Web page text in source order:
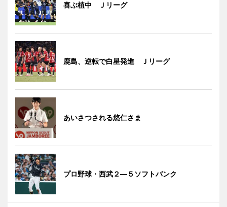
喜ぶ植中 Ｊリーグ
鹿島、逆転で白星発進 Ｊリーグ
あいさつされる悠仁さま
プロ野球・西武２―５ソフトバンク